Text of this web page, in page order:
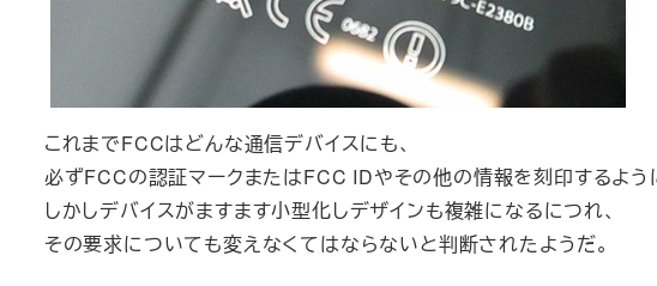
これまでFCCはどんな通信デバイスにも、
必ずFCCの認証マークまたはFCC IDやその他の情報を刻印するよう
しかしデバイスがますます小型化しデザインも複雑になるにつれ、
その要求についても変えなくてはならないと判断されたようだ。